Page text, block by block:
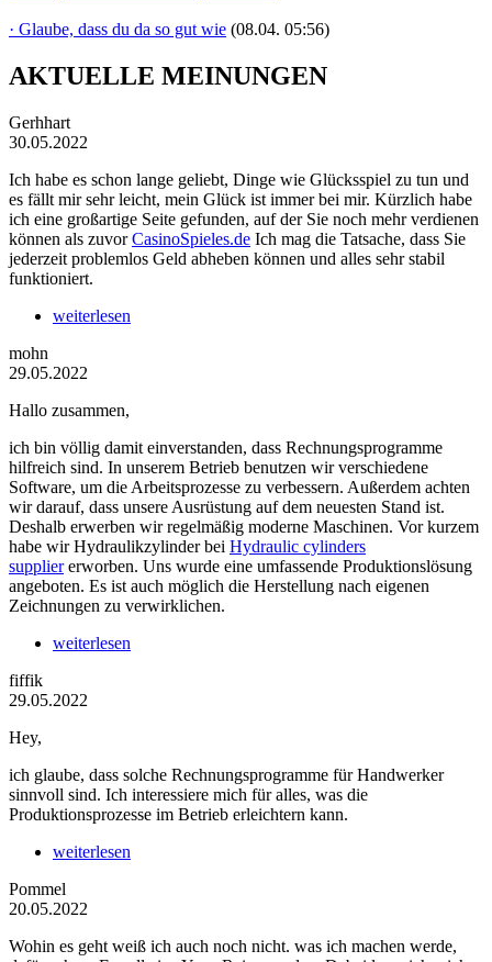
· Glaube, dass du da so gut wie (08.04. 05:56)
AKTUELLE MEINUNGEN
Gerhhart
30.05.2022
Ich habe es schon lange geliebt, Dinge wie Glücksspiel zu tun und
es fällt mir sehr leicht, mein Glück ist immer bei mir. Kürzlich habe
ich eine großartige Seite gefunden, auf der Sie noch mehr verdienen
können als zuvorCasinoSpieles.de Ich mag die Tatsache, dass Sie
jederzeit problemlos Geld abheben können und alles sehr stabil
funktioniert.
weiterlesen
mohn
29.05.2022
Hallo zusammen,
ich bin völlig damit einverstanden, dass Rechnungsprogramme
hilfreich sind. In unserem Betrieb benutzen wir verschiedene
Software, um die Arbeitsprozesse zu verbessern. Außerdem achten
wir darauf, dass unsere Ausrüstung auf dem neuesten Stand ist.
Deshalb erwerben wir regelmäßig moderne Maschinen. Vor kurzem
habe wir Hydraulikzylinder bei Hydraulic cylinders
suppliererworben. Uns wurde eine umfassende Produktionslösung
angeboten. Es ist auch möglich die Herstellung nach eigenen
Zeichnungen zu verwirklichen.
weiterlesen
fiffik
29.05.2022
Hey,
ich glaube, dass solche Rechnungsprogramme für Handwerker
sinnvoll sind. Ich interessiere mich für alles, was die
Produktionsprozesse im Betrieb erleichtern kann.
weiterlesen
Pommel
20.05.2022
Wohin es geht weiß ich auch noch nicht. was ich machen werde,